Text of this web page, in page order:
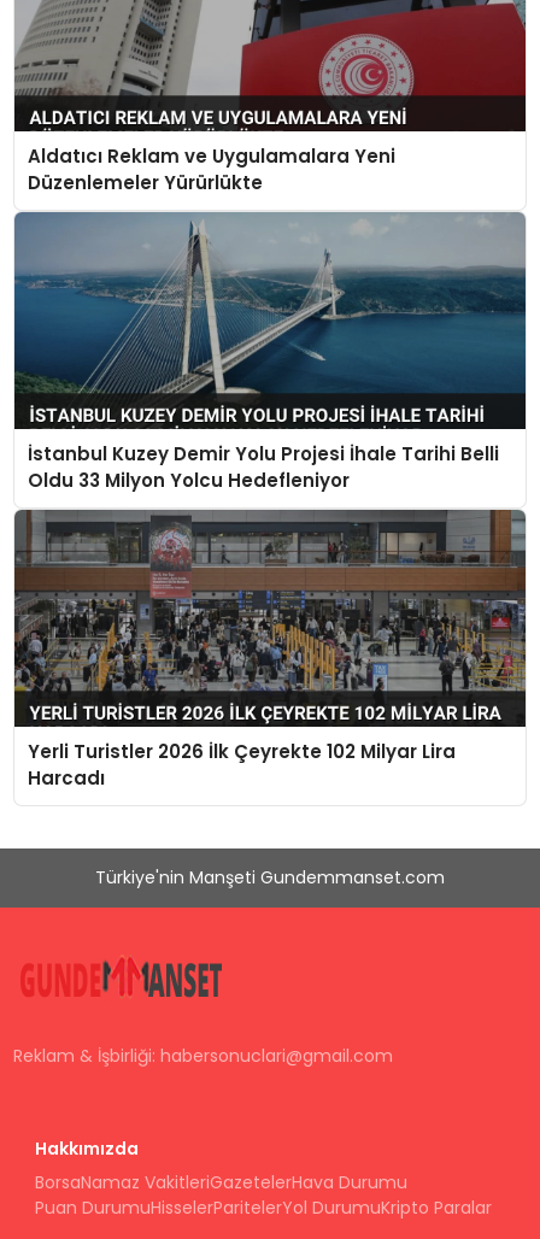
Aldatıcı Reklam ve Uygulamalara Yeni
Düzenlemeler Yürürlükte
İstanbul Kuzey Demir Yolu Projesi İhale Tarihi Belli
Oldu 33 Milyon Yolcu Hedefleniyor
Yerli Turistler 2026 İlk Çeyrekte 102 Milyar Lira
Harcadı
Türkiye'nin Manşeti Gundemmanset.com
Reklam & İşbirliği:habersonuclari@gmail.com
Hakkımızda
BorsaNamaz VakitleriGazetelerHava Durumu
Puan DurumuHisselerParitelerYol DurumuKripto Paralar